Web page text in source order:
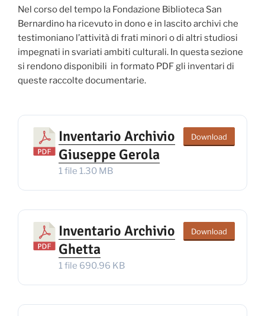
Nel corso del tempo la Fondazione Biblioteca San
Bernardino ha ricevuto in dono e in lascito archivi che
testimoniano l’attività di frati minori o di altri studiosi
impegnati in svariati ambiti culturali. In questa sezione
si rendono disponibili in formato PDF gli inventari di
queste raccolte documentarie.
Inventario Archivio
Giuseppe Gerola
1 file 1.30 MB
Download
Inventario Archivio
Ghetta
1 file 690.96 KB
Download